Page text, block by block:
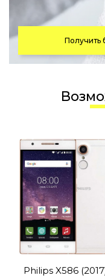
Получить
Philips X586